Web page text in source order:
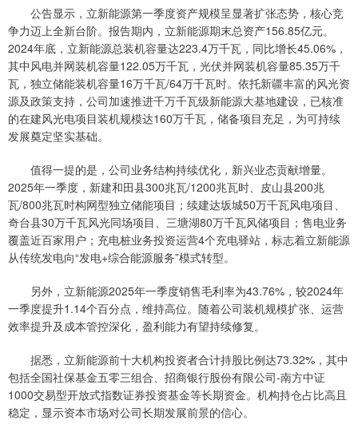
公告显示，立新能源第一季度资产规模呈显著扩张态势，核心竞
争力迈上全新台阶。报告期内，立新能源期末总资产156.85亿元。
2024年底，立新能源总装机容量达223.4万千瓦，同比增长45.06%，
其中风电并网装机容量122.05万千瓦，光伏并网装机容量85.35万千
瓦，独立储能装机容量16万千瓦/64万千瓦时。依托新疆丰富的风光资
源及政策支持，公司加速推进千万千瓦级新能源大基地建设，已核准
的在建风光电项目装机规模达160万千瓦，储备项目充足，为可持续
发展奠定坚实基础。
值得一提的是，公司业务结构持续优化，新兴业态贡献增量。
2025年一季度，新建和田县300兆瓦/1200兆瓦时、皮山县200兆
瓦/800兆瓦时构网型独立储能项目；续建达坂城50万千瓦风电项目、
奇台县30万千瓦风光同场项目、三塘湖80万千瓦风储项目；售电业务
覆盖近百家用户；充电桩业务投资运营4个充电驿站，标志着立新能源
从传统发电向“发电+综合能源服务”模式转型。
另外，立新能源2025年一季度销售毛利率为43.76%，较2024年
一季度提升1.14个百分点，维持高位。随着公司装机规模扩张、运营
效率提升及成本管控深化，盈利能力有望持续修复。
据悉，立新能源前十大机构投资者合计持股比例达73.32%，其中
包括全国社保基金五零三组合、招商银行股份有限公司-南方中证
1000交易型开放式指数证券投资基金等长期资金。机构持仓占比高且
稳定，显示资本市场对公司长期发展前景的信心。